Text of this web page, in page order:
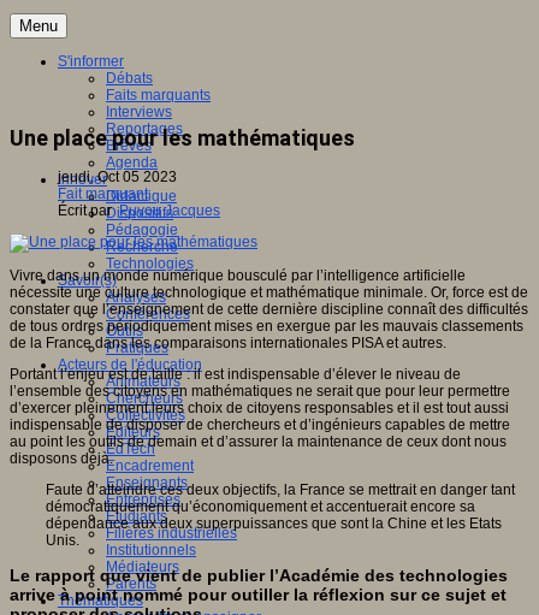
Menu
S'informer
Débats
Faits marquants
Interviews
Reportages
Brèves
Agenda
Innover
Didactique
Dispositifs
Pédagogie
Recherche
Technologies
Savoir(s)
Analyses
Conférences
Outils
Pratiques
Acteurs de l'éducation
Animateurs
Chercheurs
Collectivités
Editeurs
EdTech
Encadrement
Enseignants
Entreprises
Etudiants
Filières industrielles
Institutionnels
Médiateurs
Parents
Thématiques
Une place pour les mathématiques
jeudi, Oct 05 2023
Fait marquant
Écrit parPuyou Jacques
Vivre dans un monde numérique bousculé par l’intelligence artificielle
nécessite une culture technologique et mathématique minimale. Or, force est de
constater que l’enseignement de cette dernière discipline connaît des difficultés
de tous ordres périodiquement mises en exergue par les mauvais classements
de la France dans les comparaisons internationales PISA et autres.
Portant l’enjeu est de taille : il est indispensable d’élever le niveau de
l’ensemble des citoyens en mathématiques ne serait que pour leur permettre
d’exercer pleinement leurs choix de citoyens responsables et il est tout aussi
indispensable de disposer de chercheurs et d’ingénieurs capables de mettre
au point les outils de demain et d’assurer la maintenance de ceux dont nous
disposons déjà.
Faute d’atteindre ces deux objectifs, la France se mettrait en danger tant
démocratiquement qu’économiquement et accentuerait encore sa
dépendance aux deux superpuissances que sont la Chine et les Etats
Unis.
Le rapport que vient de publier l’Académie des technologies
arrive à point nommé pour outiller la réflexion sur ce sujet et